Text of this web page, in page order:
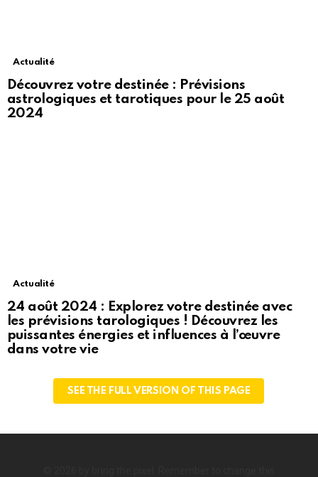
Actualité
Découvrez votre destinée : Prévisions
astrologiques et tarotiques pour le 25 août
2024
Actualité
24 août 2024 : Explorez votre destinée avec
les prévisions tarologiques ! Découvrez les
puissantes énergies et influences à l’œuvre
dans votre vie
SEE THE FULL VERSION OF THIS PAGE